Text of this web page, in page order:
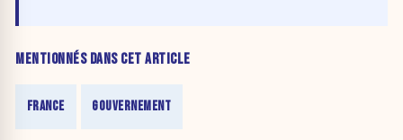
MENTIONNÉS DANS CET ARTICLE
FRANCE GOUVERNEMENT